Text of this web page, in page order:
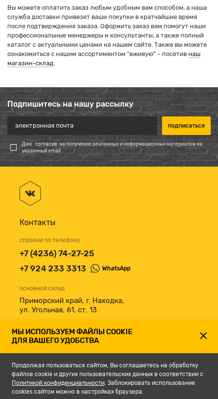
Вы можете оплатить заказ любым удобным вам способом, а наша
служба доставки привезет ваши покупки в кратчайшие время
после подтверждения заказа. Оформить заказ вам помогут наши
профессиональные менеджеры и консультанты, а также полный
каталог с актуальными ценами на нашем сайте. Также вы можете
ознакомиться с нашим ассортиментом "вживую" – посетив наш
магазин-склад
Подпишитесь на нашу рассылку
Даю согласие на получение рекламных и информационных материалов на
указанный email
Контакты
справки по телефону
+7 (4236) 74-27-25
+7 924 233 3313
WhatsApp
основной склад
Приморский край, г. Находка,
ул. Угольная, 61, ст. 13
принимаем к оплате
МЫ ИСПОЛЬЗУЕМ ФАЙЛЫ COOKIE
ДЛЯ ВАШЕГО УДОБСТВА
Продолжая пользоваться сайтом, Вы соглашаетесь на обработку
файлов cookie и других пользовательских данных в соответствии с
Политикой конфиденциальности. Заблокировать использование
cookies сайтом можно в настройках браузера.